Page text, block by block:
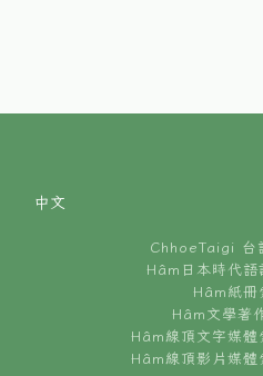
中文
ChhoeTaigi 台
Hâm日本時代
Hâm紙
Hâm文學著
Hâm線頂文字媒
Hâm線頂影片媒